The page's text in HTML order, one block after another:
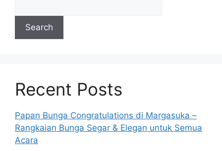
Search
Recent Posts
Papan Bunga Congratulations di Margasuka –
Rangkaian Bunga Segar & Elegan untuk Semua
Acara